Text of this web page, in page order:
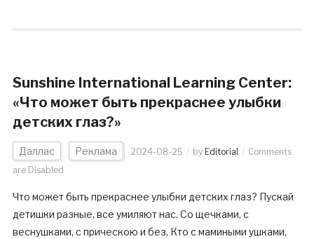
Sunshine International Learning Center:
«Что может быть прекраснее улыбки
детских глаз?»
Даллас Реклама 2024-08-25 by Editorial
Comments
are Disabled
Что может быть прекраснее улыбки детских глаз? Пускай
детишки разные, все умиляют нас. Со щечками, с
веснушками, с прическою и без, Кто с мамиными ушками,